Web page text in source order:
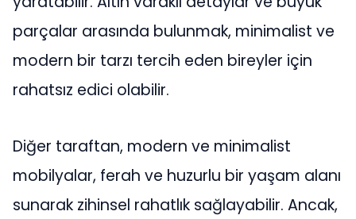
parçalar arasında bulunmak, minimalist ve
modern bir tarzı tercih eden bireyler için
rahatsız edici olabilir.
Diğer taraftan, modern ve minimalist
mobilyalar, ferah ve huzurlu bir yaşam alanı
sunarak zihinsel rahatlık sağlayabilir. Ancak,